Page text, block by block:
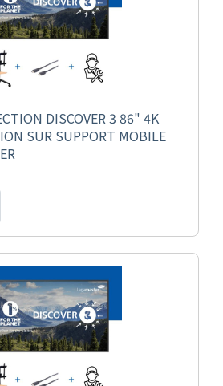
DISCOVER 3 86" 4K
SUR SUPPORT MOBILE